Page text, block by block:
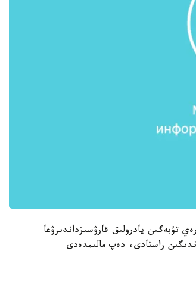
يادرولىق قارۋسىزداندىرۋعا
راستادى، دەپ مالىمدەدى